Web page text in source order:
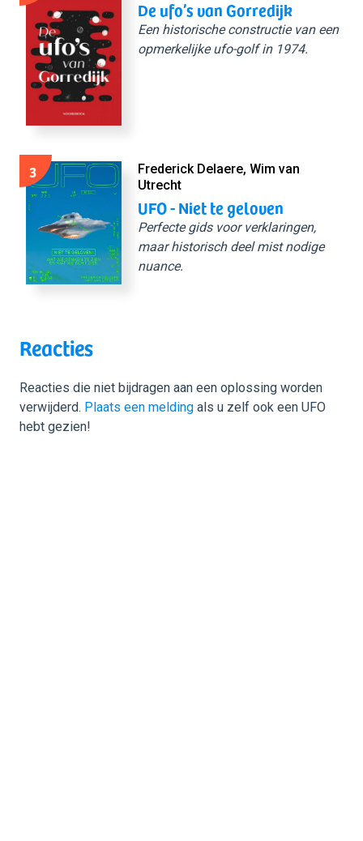
De ufo’s van Gorredijk
Een historische constructie van een
opmerkelijke ufo-golf in 1974.
3
Frederick Delaere, Wim van
Utrecht
UFO - Niet te geloven
Perfecte gids voor verklaringen,
maar historisch deel mist nodige
nuance.
Reacties
Reacties die niet bijdragen aan een oplossing worden
verwijderd. Plaats een melding als u zelf ook een UFO
hebt gezien!